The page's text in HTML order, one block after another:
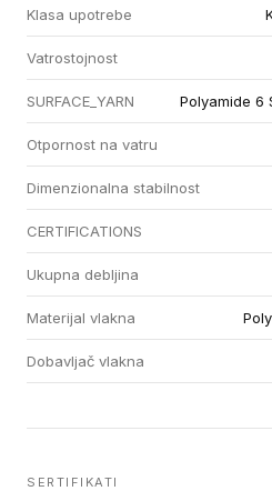
Klasa upotrebe
Vatrostojnost
SURFACE_YARN Polyamide 6
Otpornost na vatru
Dimenzionalna stabilnost
CERTIFICATIONS
Ukupna debljina
Materijal vlakna
Dobavljač vlakna
SERTIFIKATI